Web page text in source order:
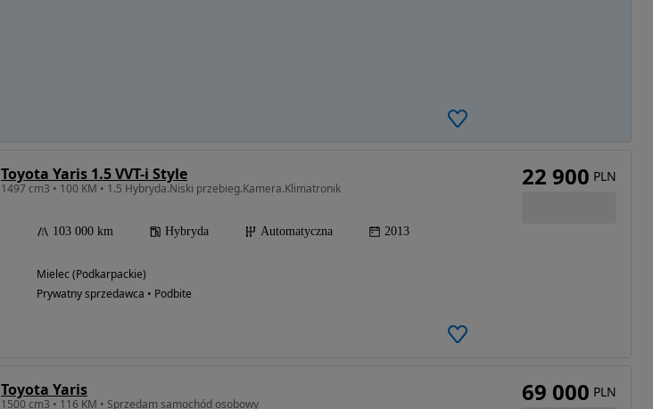
Toyota Yaris 1.5 VVT-i Style
1497 cm3 • 100 KM • 1.5 Hybryda.Niski przebieg.Kamera.Klimatronik
103 000 km Hybryda Automatyczna 2013
Mielec (Podkarpackie)
Prywatny sprzedawca • Podbite
22 900 PLN
Toyota Yaris
1500 cm3 • 116 KM • Sprzedam samochód osobowy 69 000 PLN